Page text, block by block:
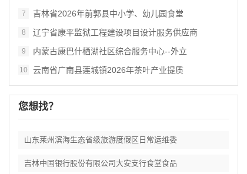
7 吉林省2026年前郭县中小学、幼儿园食堂
8 辽宁省康平监狱工程建设项目设计服务供应商
9 内蒙古康巴什栖湖社区综合服务中心--外立
10 云南省广南县莲城镇2026年茶叶产业提质
您想找？
山东莱州滨海生态省级旅游度假区日常运维委
吉林中国银行股份有限公司大安支行食堂食品